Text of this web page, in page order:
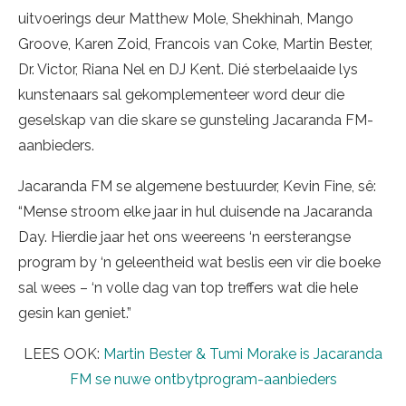
uitvoerings deur Matthew Mole, Shekhinah, Mango
Groove, Karen Zoid, Francois van Coke, Martin Bester,
Dr. Victor, Riana Nel en DJ Kent. Dié sterbelaaide lys
kunstenaars sal gekomplementeer word deur die
geselskap van die skare se gunsteling Jacaranda FM-
aanbieders.
Jacaranda FM se algemene bestuurder, Kevin Fine, sê:
“Mense stroom elke jaar in hul duisende na Jacaranda
Day. Hierdie jaar het ons weereens ‘n eersterangse
program by ‘n geleentheid wat beslis een vir die boeke
sal wees – ‘n volle dag van top treffers wat die hele
gesin kan geniet.”
LEES OOK: Martin Bester & Tumi Morake is Jacaranda
FM se nuwe ontbytprogram-aanbieders